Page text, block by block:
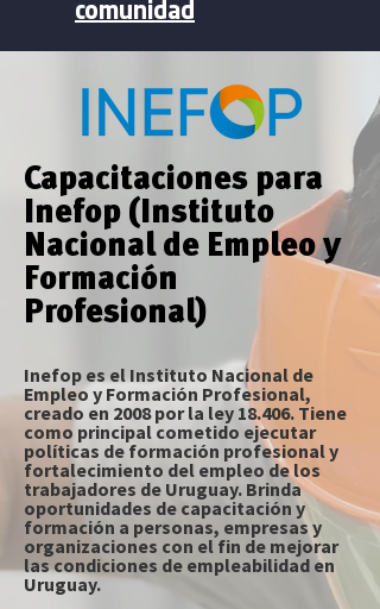
comunidad
Capacitaciones para
Inefop (Instituto
Nacional de Empleo y
Formación
Profesional)
Inefop es el Instituto Nacional de
Empleo y Formación Profesional,
creado en 2008 por la ley 18.406. Tiene
como principal cometido ejecutar
políticas de formación profesional y
fortalecimiento del empleo de los
trabajadores de Uruguay. Brinda
oportunidades de capacitación y
formación a personas, empresas y
organizaciones con el fin de mejorar
las condiciones de empleabilidad en
Uruguay.